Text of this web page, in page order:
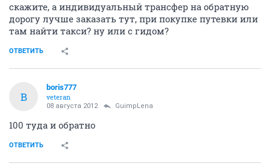
скажите, а индивидуальный трансфер на обратную
дорогу лучше заказать тут, при покупке путевки или
там найти такси? ну или с гидом?
ОТВЕТИТЬ
B
boris777
veteran
08 августа 2012 GuimpLena
100 туда и обратно
ОТВЕТИТЬ